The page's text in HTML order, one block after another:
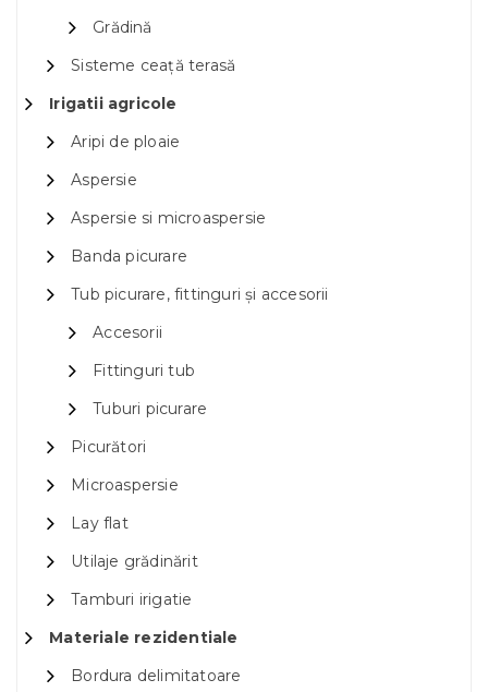
Grădină
Sisteme ceață terasă
Irigatii agricole
Aripi de ploaie
Aspersie
Aspersie si microaspersie
Banda picurare
Tub picurare, fittinguri și accesorii
Accesorii
Fittinguri tub
Tuburi picurare
Picurători
Microaspersie
Lay flat
Utilaje grădinărit
Tamburi irigatie
Materiale rezidentiale
Bordura delimitatoare